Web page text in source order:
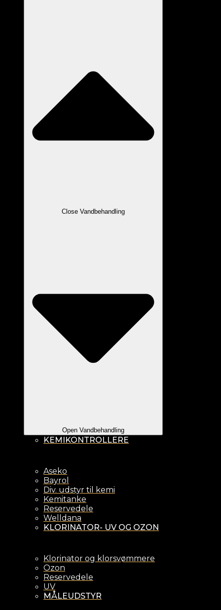
Close Vandbehandling
Open Vandbehandling
KEMIKONTROLLERE
Aseko
Bayrol
Div. udstyr til kemi
Kemitanke
Reservedele
Welldana
KLORINATOR- UV OG OZON
Klorinator og klorsvømmere
Ozon
Reservedele
UV
MÅLEUDSTYR